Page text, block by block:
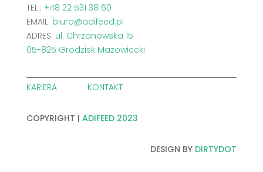
TEL.: +48 22 531 38 60
EMAIL: biuro@adifeed.pl
ADRES: ul. Chrzanowska 15
05-825 Grodzisk Mazowiecki
KARIERA KONTAKT
COPYRIGHT | ADIFEED 2023
DESIGN BY DIRTYDOT